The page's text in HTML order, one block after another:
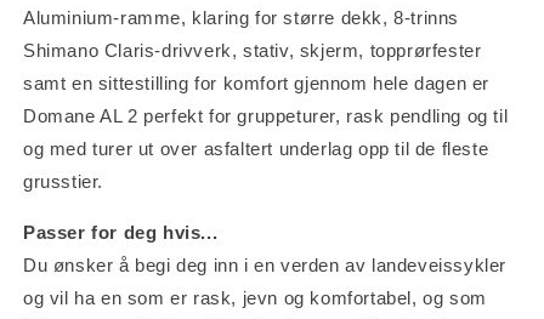
Aluminium-ramme, klaring for større dekk, 8-trinns
Shimano Claris-drivverk, stativ, skjerm, topprørfester
samt en sittestilling for komfort gjennom hele dagen er
Domane AL 2 perfekt for gruppeturer, rask pendling og til
og med turer ut over asfaltert underlag opp til de fleste
grusstier.
Passer for deg hvis...
Du ønsker å begi deg inn i en verden av landeveissykler
og vil ha en som er rask, jevn og komfortabel, og som